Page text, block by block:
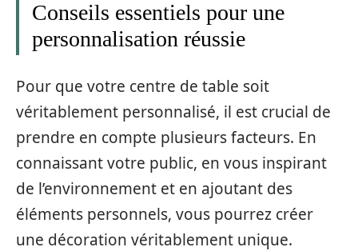
Conseils essentiels pour une
personnalisation réussie
Pour que votre centre de table soit
véritablement personnalisé, il est crucial de
prendre en compte plusieurs facteurs. En
connaissant votre public, en vous inspirant
de l’environnement et en ajoutant des
éléments personnels, vous pourrez créer
une décoration véritablement unique.